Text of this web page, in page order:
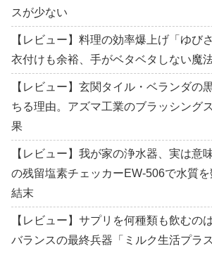
スが少ない
【レビュー】料理の効率爆上げ「ゆび
衣付けも余裕、手がベタベタしない魔
【レビュー】玄関タイル・ベランダの
ちる理由。アズマ工業のブラッシング
果
【レビュー】我が家の浄水器、実は意
の残留塩素チェッカーEW-506で水質
結末
【レビュー】サプリを何種類も飲むの
バランスの最終兵器「ミルク生活プラ